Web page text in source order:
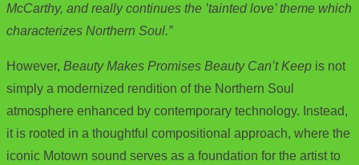
McCarthy, and really continues the ’tainted love’ theme which
characterizes Northern Soul.”
However, Beauty Makes Promises Beauty Can’t Keep is not
simply a modernized rendition of the Northern Soul
atmosphere enhanced by contemporary technology. Instead,
it is rooted in a thoughtful compositional approach, where the
iconic Motown sound serves as a foundation for the artist to